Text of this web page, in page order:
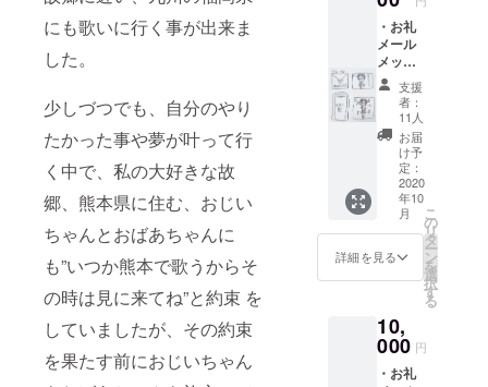
にも歌いに行く事が出来ま
した。
少しづつでも、自分のやり
たかった事や夢が叶って行
く中で、私の大好きな故
郷、熊本県に住む、おじい
ちゃんとおばあちゃんに
も”いつか熊本で歌うからそ
の時は見に来てね”と約束 を
していましたが、その約束
を果たす前におじいちゃん
国でのライ
ブ等、幾多
のステージ
や地上波TV
への出演等
も経験。 ま
た、ROZEと
して、クラ
ウン徳間
ミュージッ
ク(mars
entertainme
ジャーリ
リースも果
ショッ
ト中
心」
・お礼
メール
メッ
セージ
・お礼
動画
メッ
セージ
・非公
Instagr
am(非
公開)ご
招待
「MARI
NAの番
時のオ
フ
ショッ
ト中
支援
者：
11人
お届
け予
定：
2020
年10
月
詳細を見る
こ
の
リ
タ
ー
ン
を
選
択
す
る
10,
000 円
・お礼